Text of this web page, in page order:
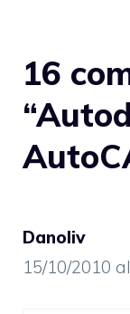
16
Danoliv
15/10/2010